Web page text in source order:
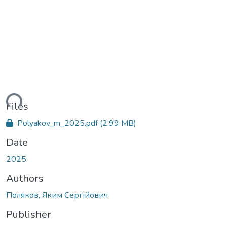
Files
Polyakov_m_2025.pdf(2.99 MB)
Date
2025
Authors
Поляков, Яким Сергійович
Publisher